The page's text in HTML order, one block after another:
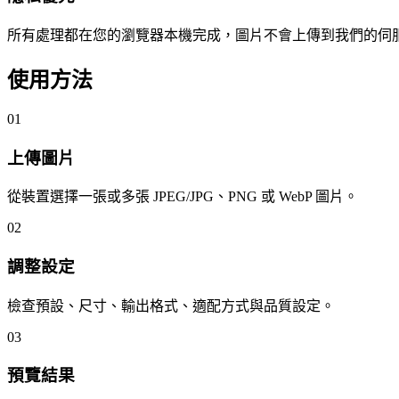
所有處理都在您的瀏覽器本機完成，圖片不會上傳到我們的伺
使用方法
01
上傳圖片
從裝置選擇一張或多張 JPEG/JPG、PNG 或 WebP 圖片。
02
調整設定
檢查預設、尺寸、輸出格式、適配方式與品質設定。
03
預覽結果